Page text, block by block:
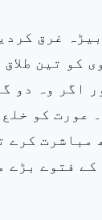
غرق
کو تین
اگر وہ دو
عورت کو
مباشرت کرے
فتوے